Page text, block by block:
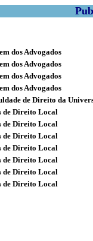
dos Advogados
dos Advogados
dos Advogados
dos Advogados
de Direito da
de Direito Local
de Direito Local
de Direito Local
de Direito Local
de Direito Local
de Direito Local
de Direito Local